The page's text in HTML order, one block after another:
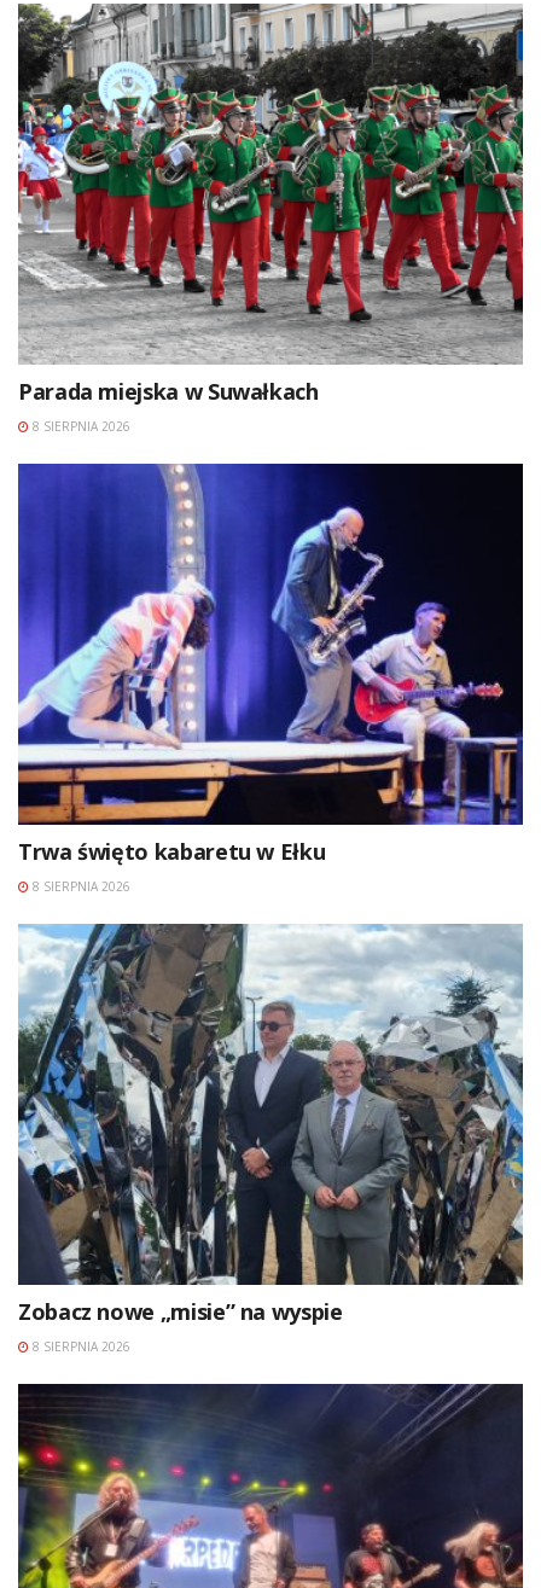
Parada miejska w Suwałkach
8 SIERPNIA 2026
Trwa święto kabaretu w Ełku
8 SIERPNIA 2026
Zobacz nowe „misie” na wyspie
8 SIERPNIA 2026